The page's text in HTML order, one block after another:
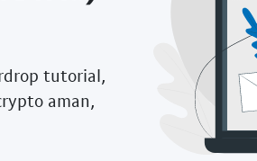
tutorial,
aman,